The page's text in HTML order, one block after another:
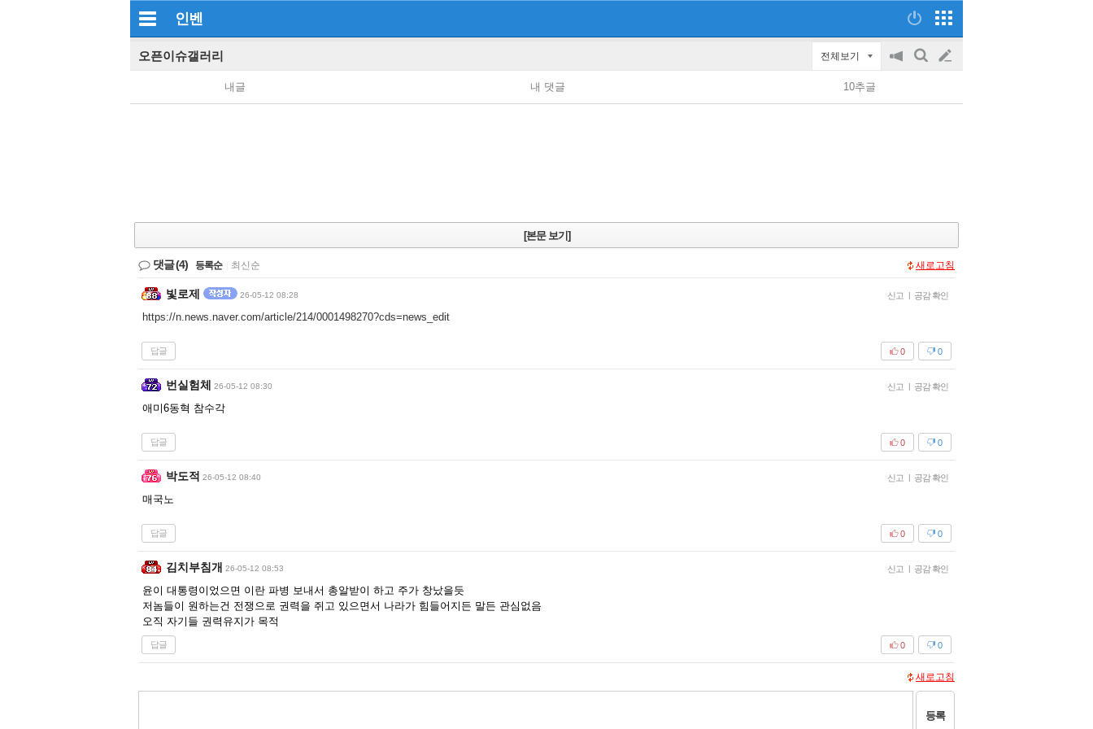
인벤
오픈이슈갤러리 전체보기
공
on/off
검
글
쓰
내글 내 댓글 10추글
[본문 보기]
댓글(4) 등록순 최신순 새로고침
빛로제 26-05-12 08:28 신고 | 공감 확인
https://n.news.naver.com/article/214/0001498270?cds=news_edit
답글 0
0
번실험체 26-05-12 08:30 신고 | 공감 확인
애미6동혁 참수각
답글 0
0
박도적 26-05-12 08:40 신고 | 공감 확인
매국노
답글 0
0
김치부침개 26-05-12 08:53 신고 | 공감 확인
윤이 대통령이었으면 이란 파병 보내서 총알받이 하고 주가 창났을듯
저놈들이 원하는건 전쟁으로 권력을 쥐고 있으면서 나라가 힘들어지든 말든 관심없음
오직 자기들 권력유지가 목적
답글 0
0
새로고침
등록